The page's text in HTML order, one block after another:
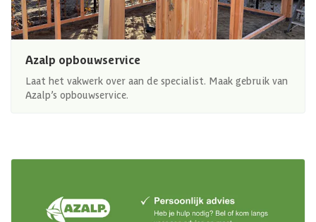
Azalp opbouwservice
Laat het vakwerk over aan de specialist. Maak gebruik van
Azalp’s opbouwservice.